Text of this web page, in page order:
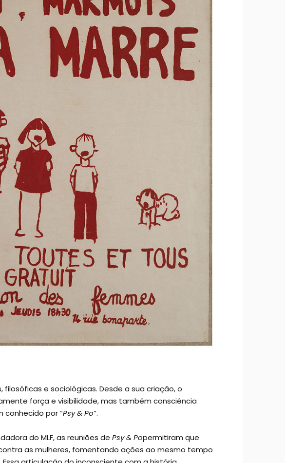
filosóficas e sociológicas. Desde a sua criação, o
força e visibilidade, mas também consciência
conhecido por “Psy & Po”.
do MLF, as reuniões de Psy & Popermitiram que
as mulheres, fomentando ações ao mesmo tempo